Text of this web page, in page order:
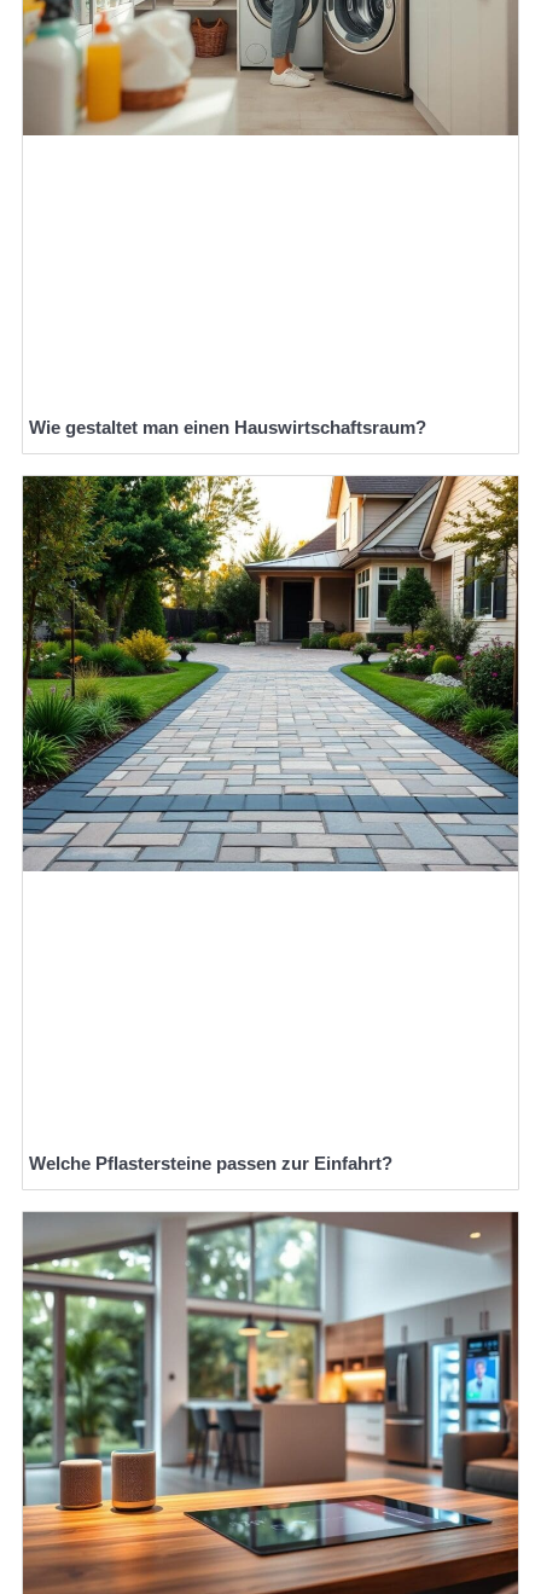
Wie gestaltet man einen Hauswirtschaftsraum?
Welche Pflastersteine passen zur Einfahrt?